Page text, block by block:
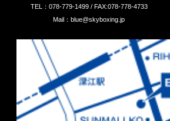
TEL：078-779-1499 / FAX:078-778-4733
Mail：blue@skyboxing.jp